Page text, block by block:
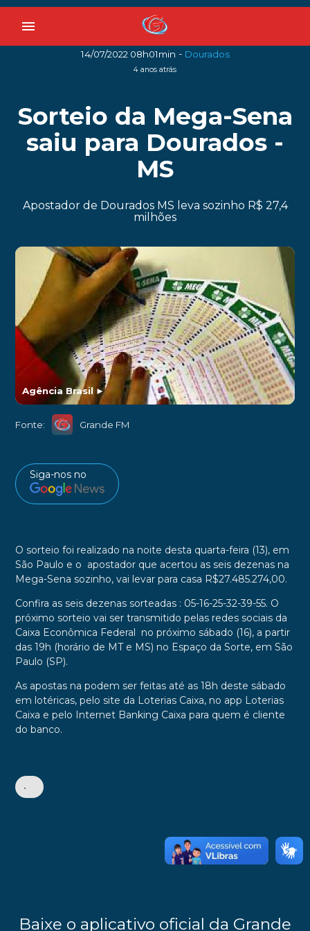
menu
14/07/2022 08h01min - Dourados
4 anos atrás
Sorteio da Mega-Sena
saiu para Dourados -
MS
Apostador de Dourados MS leva sozinho R$ 27,4
milhões
Agência Brasil►
Fonte: Grande FM
Siga-nos no
O sorteio foi realizado na noite desta quarta-feira (13), em
São Paulo e o apostador que acertou as seis dezenas na
Mega-Sena sozinho, vai levar para casa R$27.485.274,00.
Confira as seis dezenas sorteadas : 05-16-25-32-39-55. O
próximo sorteio vai ser transmitido pelas redes sociais da
Caixa Econômica Federal no próximo sábado (16), a partir
das 19h (horário de MT e MS) no Espaço da Sorte, em São
Paulo (SP).
As apostas na podem ser feitas até as 18h deste sábado
em lotéricas, pelo site da Loterias Caixa, no app Loterias
Caixa e pelo Internet Banking Caixa para quem é cliente
do banco.
•
Baixe o aplicativo oficial da Grande